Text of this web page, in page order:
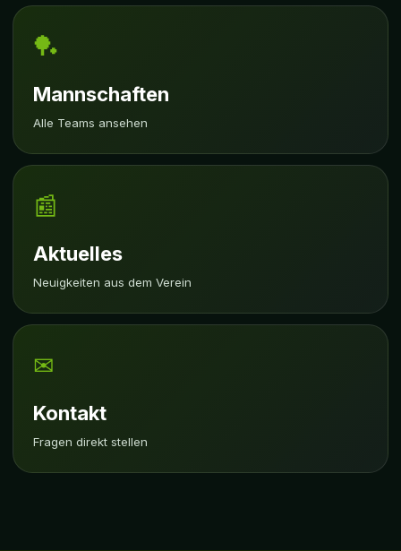
🏓
Mannschaften
Alle Teams ansehen
📰
Aktuelles
Neuigkeiten aus dem Verein
✉
Kontakt
Fragen direkt stellen